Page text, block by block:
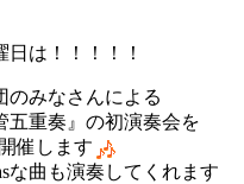
日は！！！！！
のみなさんによる
五重奏』の初演奏会を
催します
な曲も演奏してくれます